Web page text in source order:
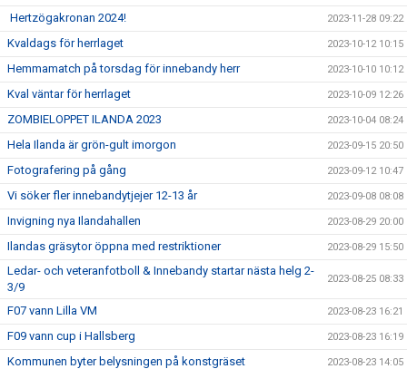
Hertzögakronan 2024! 2023-11-28 09:22
Kvaldags för herrlaget 2023-10-12 10:15
Hemmamatch på torsdag för innebandy herr 2023-10-10 10:12
Kval väntar för herrlaget 2023-10-09 12:26
ZOMBIELOPPET ILANDA 2023 2023-10-04 08:24
Hela Ilanda är grön-gult imorgon 2023-09-15 20:50
Fotografering på gång 2023-09-12 10:47
Vi söker fler innebandytjejer 12-13 år 2023-09-08 08:08
Invigning nya Ilandahallen 2023-08-29 20:00
Ilandas gräsytor öppna med restriktioner 2023-08-29 15:50
Ledar- och veteranfotboll & Innebandy startar nästa helg 2-
3/9
2023-08-25 08:33
F07 vann Lilla VM 2023-08-23 16:21
F09 vann cup i Hallsberg 2023-08-23 16:19
Kommunen byter belysningen på konstgräset 2023-08-23 14:05